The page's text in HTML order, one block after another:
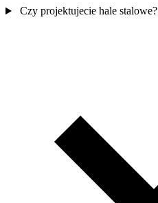
Czy projektujecie hale stalowe?